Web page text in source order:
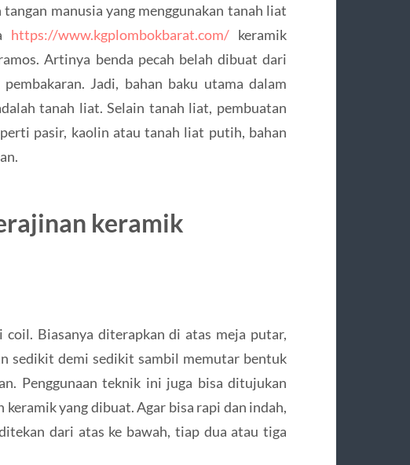
manusia yang menggunakan tanah liat
https://www.kgplombokbarat.com/keramik
Artinya benda pecah belah dibuat dari
Jadi, bahan baku utama dalam
tanah liat. Selain tanah liat, pembuatan
pasir, kaolin atau tanah liat putih, bahan
keramik
Biasanya diterapkan di atas meja putar,
sedikit demi sedikit sambil memutar bentuk
Penggunaan teknik ini juga bisa ditujukan
yang dibuat. Agar bisa rapi dan indah,
dari atas ke bawah, tiap dua atau tiga